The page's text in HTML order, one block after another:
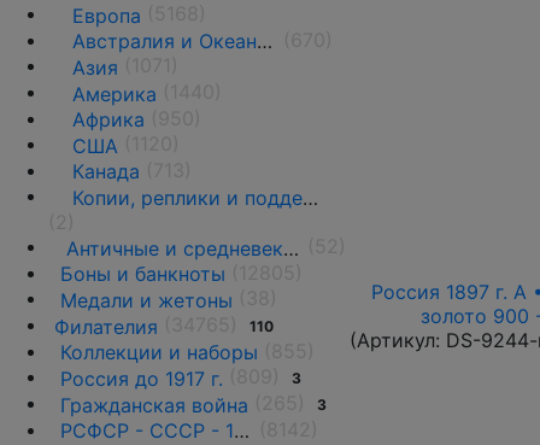
Европа
Австралия и Океания
Азия
Америка
Африка
США
Канада
Копии, реплики и подделки
Античные и средневековые государства
Боны и банкноты
Медали и жетоны
Филателия
110
Коллекции и наборы
Россия до 1917 г.
3
Гражданская война 3
РСФСР - СССР - 1918 - 1991
Россия 1897 г. А
золото 900
(Артикул: DS-